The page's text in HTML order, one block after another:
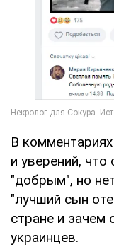
В
и уверений,
"добрым", но
"лучший сын
стране и зачем
украинцев.